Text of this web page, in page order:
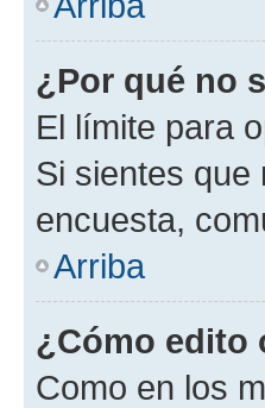
¿Por qué no
El límite para
Si sientes que
encuesta,
Arriba
¿Cómo edito
Como en los